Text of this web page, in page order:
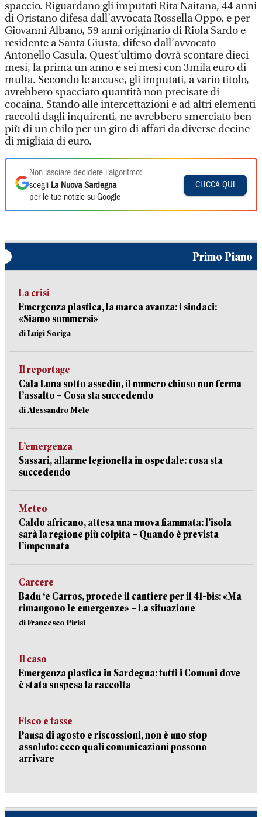
spaccio. Riguardano gli imputati Rita Naitana, 44 anni
di Oristano difesa dall’avvocata Rossella Oppo, e per
Giovanni Albano, 59 anni originario di Riola Sardo e
residente a Santa Giusta, difeso dall’avvocato
Antonello Casula. Quest’ultimo dovrà scontare dieci
mesi, la prima un anno e sei mesi con 3mila euro di
multa. Secondo le accuse, gli imputati, a vario titolo,
avrebbero spacciato quantità non precisate di
cocaina. Stando alle intercettazioni e ad altri elementi
raccolti dagli inquirenti, ne avrebbero smerciato ben
più di un chilo per un giro di affari da diverse decine
di migliaia di euro.
Non lasciare decidere l'algoritmo:
scegli La Nuova Sardegna
per le tue notizie su Google
CLICCA QUI
Primo Piano
La crisi
Emergenza plastica, la marea avanza: i sindaci:
«Siamo sommersi»
di Luigi Soriga
Il reportage
Cala Luna sotto assedio, il numero chiuso non ferma
l’assalto – Cosa sta succedendo
di Alessandro Mele
L’emergenza
Sassari, allarme legionella in ospedale: cosa sta
succedendo
Meteo
Caldo africano, attesa una nuova fiammata: l’isola
sarà la regione più colpita – Quando è prevista
l’impennata
Carcere
Badu ‘e Carros, procede il cantiere per il 41-bis: «Ma
rimangono le emergenze» – La situazione
di Francesco Pirisi
Il caso
Emergenza plastica in Sardegna: tutti i Comuni dove
è stata sospesa la raccolta
Fisco e tasse
Pausa di agosto e riscossioni, non è uno stop
assoluto: ecco quali comunicazioni possono
arrivare